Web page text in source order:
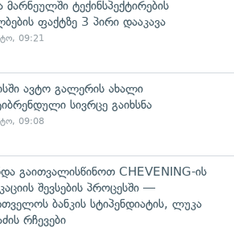
მარნეულში ტექინსპექტირების
ფაქტზე 3 პირი დააკავა
09:21
ავტო გალერის ახალი
სივრცე გაიხსნა
09:08
გაითვალისწინოთ CHEVENING-ის
შევსების პროცესში —
ბანკის სტიპენდიატის, ლუკა
რჩევები